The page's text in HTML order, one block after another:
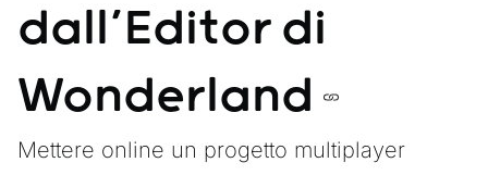
dall’Editor di
Wonderland
Mettere online un progetto multiplayer